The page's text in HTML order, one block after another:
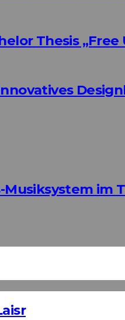
Thesis
Musiksystem im